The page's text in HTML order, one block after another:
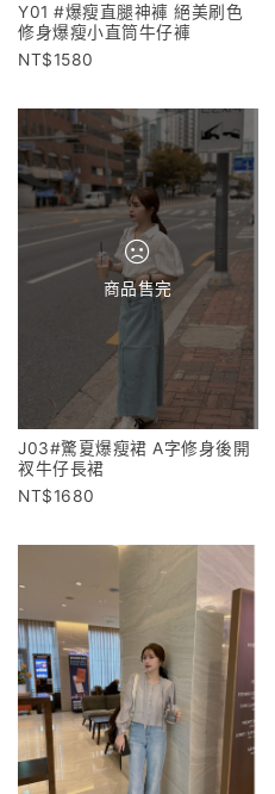
Y01 #爆瘦直腿神褲 絕美刷色
修身爆瘦小直筒牛仔褲
1580
商品售完
J03#驚夏爆瘦裙 A字修身後開
衩牛仔長裙
1680